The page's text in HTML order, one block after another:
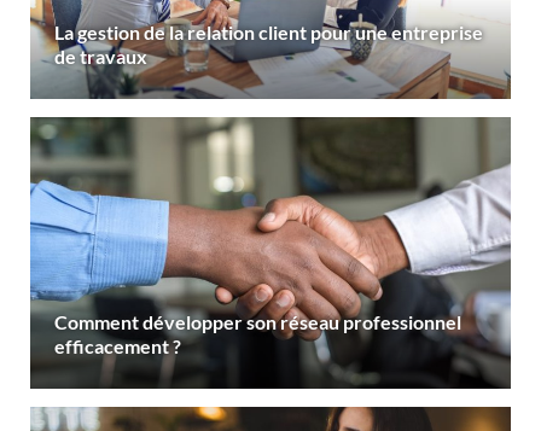
La gestion de la relation client pour une entreprise
de travaux
Comment développer son réseau professionnel
efficacement ?